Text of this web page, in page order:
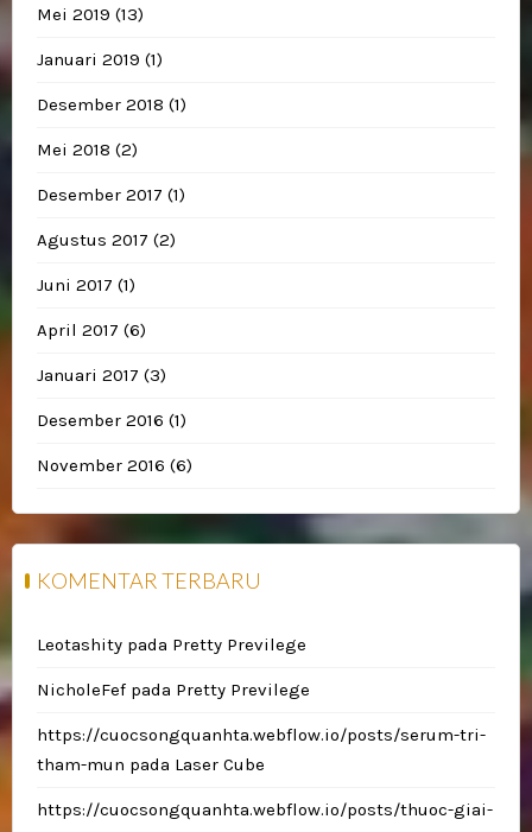
Mei 2019 (13)
Januari 2019 (1)
Desember 2018 (1)
Mei 2018 (2)
Desember 2017 (1)
Agustus 2017 (2)
Juni 2017 (1)
April 2017 (6)
Januari 2017 (3)
Desember 2016 (1)
November 2016 (6)
KOMENTAR TERBARU
Leotashity pada Pretty Previlege
NicholeFef pada Pretty Previlege
https://cuocsongquanhta.webflow.io/posts/serum-tri-
tham-mun pada Laser Cube
https://cuocsongquanhta.webflow.io/posts/thuoc-giai-